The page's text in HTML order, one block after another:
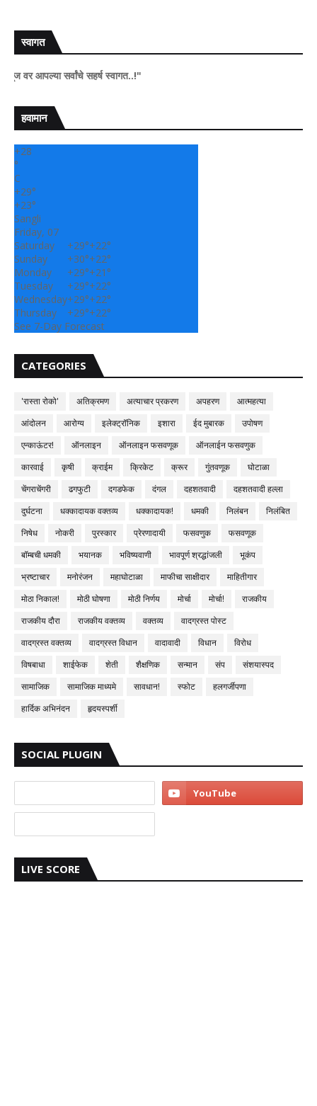
स्वागत
सर्वांचे सहर्ष स्वागत..!"
हवामान
+28
°
C
+29°
+23°
Sangli
Friday, 07
Saturday
+29°+22°
Sunday
+30°+22°
Monday
+29°+21°
Tuesday
+29°+22°
Wednesday+29°+22°
Thursday
+29°+22°
See 7-Day Forecast
CATEGORIES
'रास्ता रोको' अतिक्रमण अत्याचार प्रकरण अपहरण
आत्महत्या
आंदोलन
आरोग्य इलेक्ट्रॉनिक इशारा ईद मुबारक
उपोषण
एन्काऊंटर!
ऑनलाइन ऑनलाइन फसवणूक
ऑनलाईन फसवणुक
कारवाई
कृषी क्राईम क्रिकेट क्रूर गुंतवणूक
घोटाळा
चेंगराचेंगरी
ढगफुटी दगडफेक दंगल दहशतवादी
दहशतवादी हल्ला
दुर्घटना
धक्कादायक वक्तव्य धक्कादायक! धमकी निलंबन
निलंबित
निषेध
नोकरी पुरस्कार प्रेरणादायी फसवणुक
फसवणूक
बॉम्बची धमकी
भयानक भविष्यवाणी भावपूर्ण श्रद्धांजली
भूकंप
भ्रष्टाचार
मनोरंजन महाघोटाळा माफीचा साक्षीदार
माहितीगार
मोठा निकाल!
मोठी घोषणा मोठी निर्णय मोर्चा मोर्चा!
राजकीय
राजकीय दौरा
राजकीय वक्तव्य वक्तव्य
वादग्रस्त पोस्ट
वादग्रस्त वक्तव्य
वादग्रस्त विधान वादावादी विधान
विरोध
विषबाधा
शाईफेक शेती शैक्षणिक सन्मान संप
संशयास्पद
सामाजिक
सामाजिक माध्यमे सावधान! स्फोट
हलगर्जीपणा
हार्दिक अभिनंदन
हृदयस्पर्शी
SOCIAL PLUGIN
LIVE SCORE